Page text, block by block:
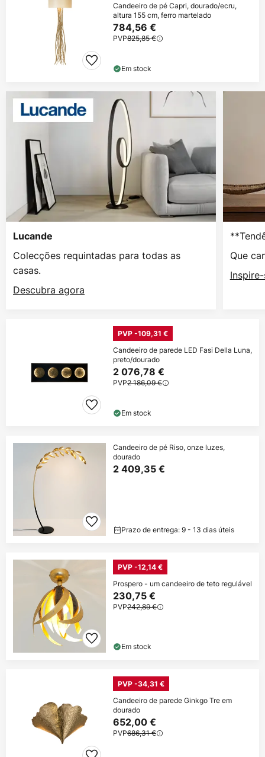
Candeeiro de pé Capri, dourado/ecru,
altura 155 cm, ferro martelado
784,56 €
PVP825,85 €
Em stock
Lucande
Colecções requintadas para todas as
casas.
Descubra agora
Que
PVP -109,31 €
Candeeiro de parede LED Fasi Della Luna,
preto/dourado
2 076,78 €
PVP2 186,09 €
Em stock
Candeeiro de pé Riso, onze luzes,
dourado
2 409,35 €
Prazo de entrega: 9 - 13 dias úteis
PVP -12,14 €
Prospero - um candeeiro de teto regulável
230,75 €
PVP242,89 €
Em stock
PVP -34,31 €
Candeeiro de parede Ginkgo Tre em
dourado
652,00 €
PVP686,31 €